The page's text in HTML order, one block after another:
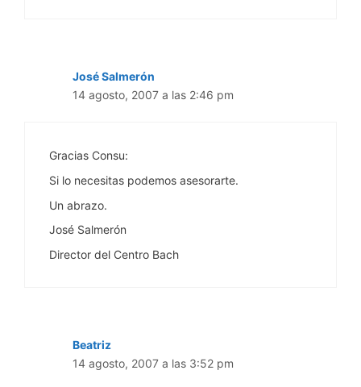
José Salmerón
14 agosto, 2007 a las 2:46 pm
Gracias Consu:
Si lo necesitas podemos asesorarte.
Un abrazo.
José Salmerón
Director del Centro Bach
Beatriz
14 agosto, 2007 a las 3:52 pm